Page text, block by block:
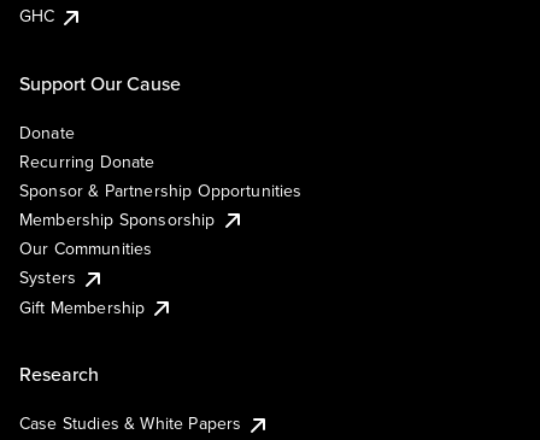
GHC
Support Our Cause
Donate
Recurring Donate
Sponsor & Partnership Opportunities
Membership Sponsorship
Our Communities
Systers
Gift Membership
Research
Case Studies & White Papers